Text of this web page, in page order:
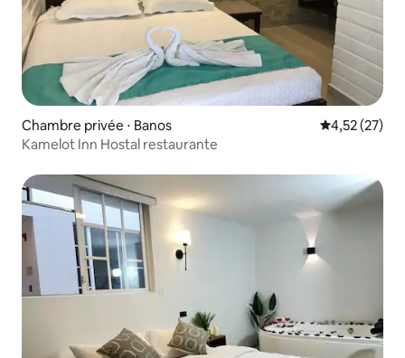
Chambre privée ⋅ Banos Évaluation
4,52 (27)
Kamelot Inn Hostal restaurante